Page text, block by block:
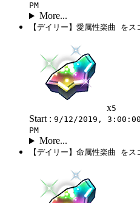
PM
More...
【デイリー】愛属性楽曲 を
x5
Start : 9/12/2019, 3:00:00
PM
More...
【デイリー】命属性楽曲 を